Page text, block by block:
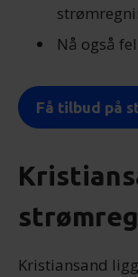
Nå også
Få tilbud på
Kristiansand